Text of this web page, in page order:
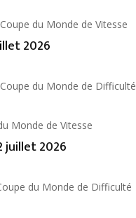
du Monde de Vitesse
2026
du Monde de Difficulté
Monde de Vitesse
juillet 2026
du Monde de Difficulté